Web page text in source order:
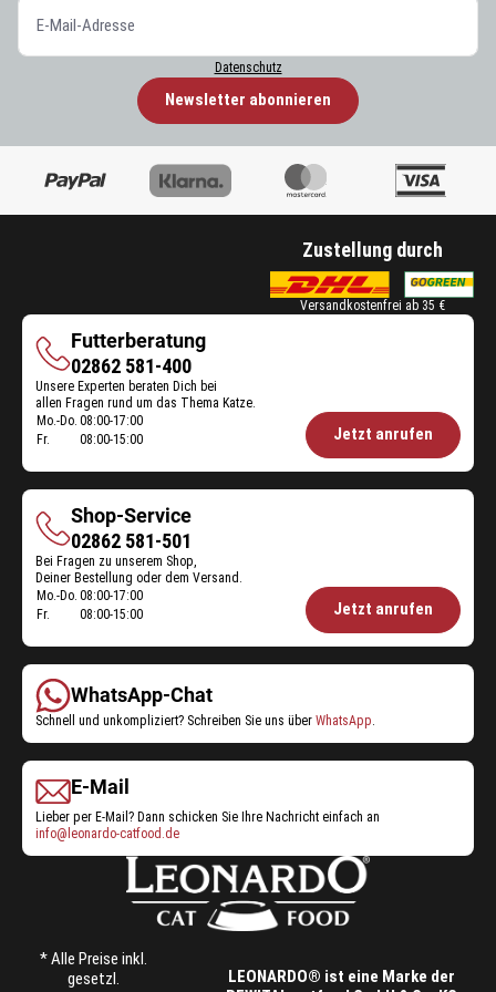
Datenschutz
Newsletter abonnieren
Zustellung durch
Versandkostenfrei ab 35 €
Futterberatung
Futterberatung
02862 581-400
Unsere Experten beraten Dich bei
allen Fragen rund um das Thema Katze.
Öffnungszeiten
Mo.-Do. 08:00-17:00
Fr.
08:00-15:00 Jetzt anrufen
Shop-Service
Shop-
Service
02862 581-501
Bei Fragen zu unserem Shop,
Deiner Bestellung oder dem Versand.
Öffnungszeiten
Mo.-Do. 08:00-17:00
Fr.
08:00-15:00 Jetzt anrufen
WhatsApp-Chat
Schnell und unkompliziert? Schreiben Sie uns über WhatsApp
E-Mail
Lieber per E-Mail? Dann schicken Sie Ihre Nachricht einfach an
info@leonardo-catfood.de
* Alle Preise inkl.
gesetzl.
LEONARDO® ist eine Marke der